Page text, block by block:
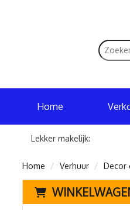
Home
Lekker makelijk:
Home Verhuur Decor